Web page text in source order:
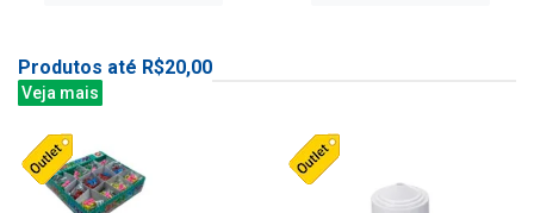
Produtos até R$20,00
Veja mais